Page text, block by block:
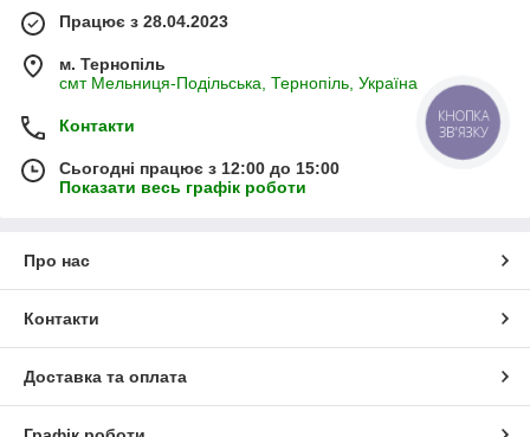
Працює з 28.04.2023
м. Тернопіль
смт Мельниця-Подільська, Тернопіль, Україна
Контакти
Сьогодні працює з 12:00 до 15:00
Показати весь графік роботи
Про нас
Контакти
Доставка та оплата
КНОПКА
ЗВ'ЯЗКУ